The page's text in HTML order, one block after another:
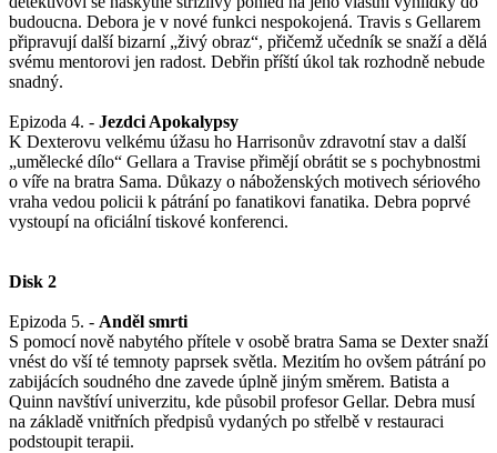
budoucna. Debora je v nové funkci nespokojená. Travis s Gellarem
připravují další bizarní „živý obraz“, přičemž učedník se snaží a dělá
svému mentorovi jen radost. Debřin příští úkol tak rozhodně nebude
snadný.
Epizoda 4. - Jezdci Apokalypsy
K Dexterovu velkému úžasu ho Harrisonův zdravotní stav a další
„umělecké dílo“ Gellara a Travise přimějí obrátit se s pochybnostmi
o víře na bratra Sama. Důkazy o náboženských motivech sériového
vraha vedou policii k pátrání po fanatikovi fanatika. Debra poprvé
vystoupí na oficiální tiskové konferenci.
Disk 2
Epizoda 5. - Anděl smrti
S pomocí nově nabytého přítele v osobě bratra Sama se Dexter snaží
vnést do vší té temnoty paprsek světla. Mezitím ho ovšem pátrání po
zabijácích soudného dne zavede úplně jiným směrem. Batista a
Quinn navštíví univerzitu, kde působil profesor Gellar. Debra musí
na základě vnitřních předpisů vydaných po střelbě v restauraci
podstoupit terapii.